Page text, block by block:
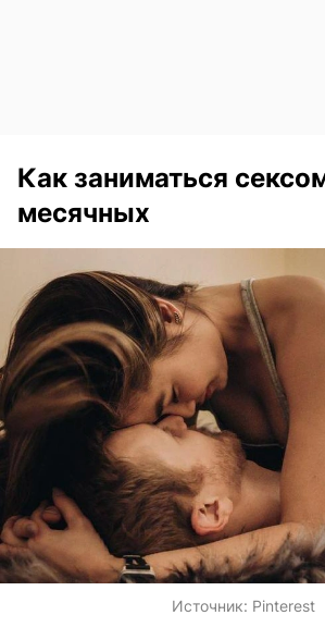
Как заниматься
месячных
Источник: Pinterest